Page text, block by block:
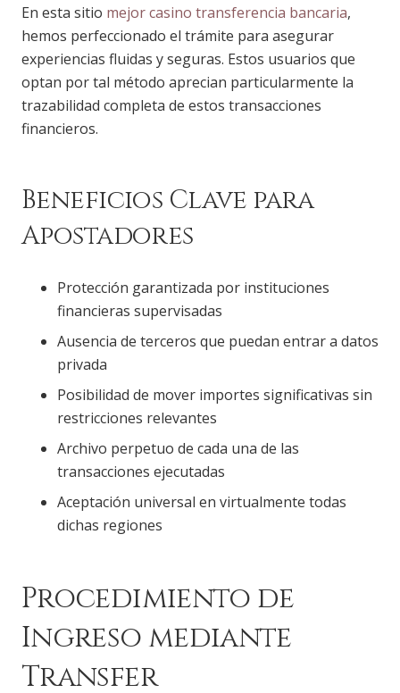
En esta sitio mejor casino transferencia bancaria,
hemos perfeccionado el trámite para asegurar
experiencias fluidas y seguras. Estos usuarios que
optan por tal método aprecian particularmente la
trazabilidad completa de estos transacciones
financieros.
Beneficios Clave para
Apostadores
Protección garantizada por instituciones
financieras supervisadas
Ausencia de terceros que puedan entrar a datos
privada
Posibilidad de mover importes significativas sin
restricciones relevantes
Archivo perpetuo de cada una de las
transacciones ejecutadas
Aceptación universal en virtualmente todas
dichas regiones
Procedimiento de
Ingreso mediante
Transfer